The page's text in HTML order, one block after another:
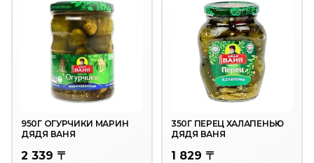
950Г ОГУРЧИКИ МАРИН
ДЯДЯ ВАНЯ
2 339 〒
350Г ПЕРЕЦ ХАЛАПЕНЬЮ
ДЯДЯ ВАНЯ
1 829 〒